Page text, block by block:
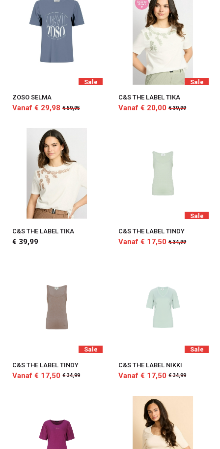
Sale
ZOSO SELMA
Vanaf € 29,98 € 59,95
Sale
C&S THE LABEL TIKA
Vanaf € 20,00 € 39,99
C&S THE LABEL TIKA
€ 39,99
Sale
C&S THE LABEL TINDY
Vanaf € 17,50 € 34,99
Sale
C&S THE LABEL TINDY
Vanaf € 17,50 € 34,99
Sale
C&S THE LABEL NIKKI
Vanaf € 17,50 € 34,99